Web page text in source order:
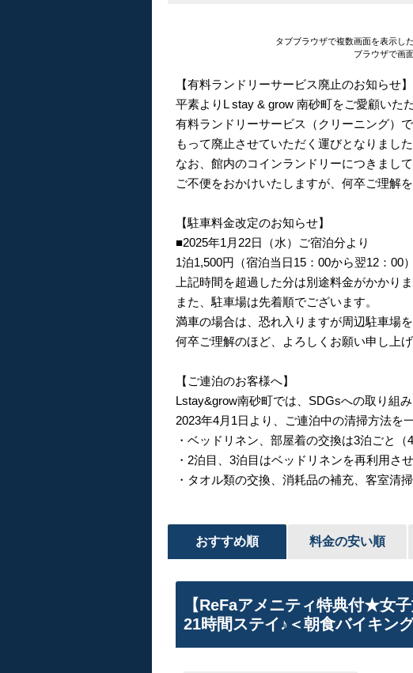
タブブラウザで複数画面を表示し
ブラウザで画
【有料ランドリーサービス廃止のお知らせ】
平素よりL stay & grow 南砂町をご愛顧いた
有料ランドリーサービス（クリーニング）
もって廃止させていただく運びとなりました
なお、館内のコインランドリーにつきまし
ご不便をおかけいたしますが、何卒ご理解
【駐車料金改定のお知らせ】
■2025年1月22日（水）ご宿泊分より
1泊1,500円（宿泊当日15：00から翌12：00
上記時間を超過した分は別途料金がかかりま
また、駐車場は先着順でございます。
満車の場合は、恐れ入りますが周辺駐車場を
何卒ご理解のほど、よろしくお願い申し上げ
【ご連泊のお客様へ】
Lstay&grow南砂町では、SDGsへの取り組
2023年4月1日より、ご連泊中の清掃方法を
・ベッドリネン、部屋着の交換は3泊ごと
・2泊目、3泊目はベッドリネンを再利用さ
・タオル類の交換、消耗品の補充、客室清
おすすめ順 料金の安い順
【ReFaアメニティ特典付★女
21時間ステイ♪＜朝食バイキン